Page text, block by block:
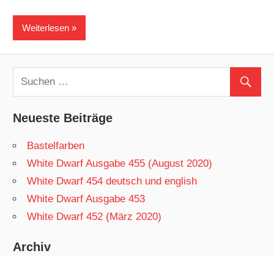
Weiterlesen
Neueste Beiträge
Bastelfarben
White Dwarf Ausgabe 455 (August 2020)
White Dwarf 454 deutsch und english
White Dwarf Ausgabe 453
White Dwarf 452 (März 2020)
Archiv